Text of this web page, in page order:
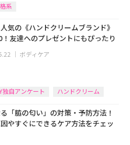
系
気の《ハンドクリームブランド》
！友達へのプレゼントにもぴったり
｜ボディケア
独自アンケート ハンドクリーム
「脇の匂い」の対策・予防方法！
やすぐにできるケア方法をチェッ